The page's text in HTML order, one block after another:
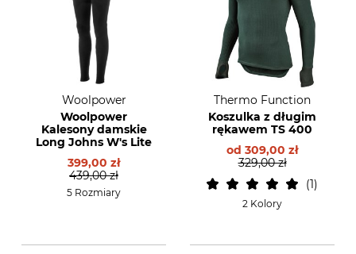
Woolpower
Woolpower
Kalesony damskie
Long Johns W's Lite
399,00 zł
439,00 zł
5 Rozmiary
Thermo Function
Koszulka z długim
rękawem TS 400
od 309,00 zł
329,00 zł
1
2 Kolory